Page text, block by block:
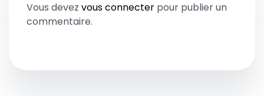
Vous devez vous connecter pour publier un
commentaire.